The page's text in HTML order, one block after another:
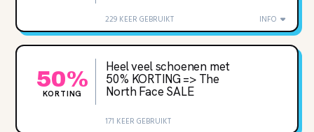
229 KEER GEBRUIKT INFO
50%
KORTING
Heel veel schoenen met
50% KORTING => The
North Face SALE
171 KEER GEBRUIKT